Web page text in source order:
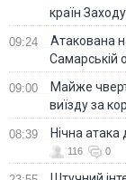
країн Заходу
09:24
Атакована
Самарській
09:00
Майже
виїзду за
08:39 Нічна атака
116 0